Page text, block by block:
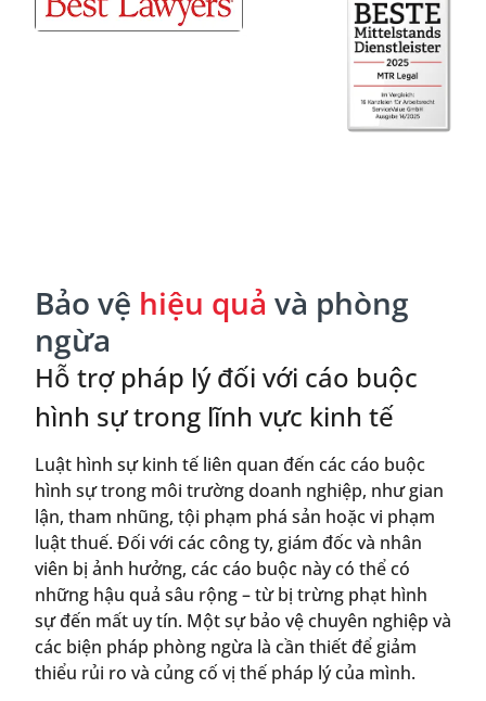
Bảo vệ hiệu quả và phòng
ngừa
Hỗ trợ pháp lý đối với cáo buộc
hình sự trong lĩnh vực kinh tế
Luật hình sự kinh tế liên quan đến các cáo buộc
hình sự trong môi trường doanh nghiệp, như gian
lận, tham nhũng, tội phạm phá sản hoặc vi phạm
luật thuế. Đối với các công ty, giám đốc và nhân
viên bị ảnh hưởng, các cáo buộc này có thể có
những hậu quả sâu rộng – từ bị trừng phạt hình
sự đến mất uy tín. Một sự bảo vệ chuyên nghiệp và
các biện pháp phòng ngừa là cần thiết để giảm
thiểu rủi ro và củng cố vị thế pháp lý của mình.